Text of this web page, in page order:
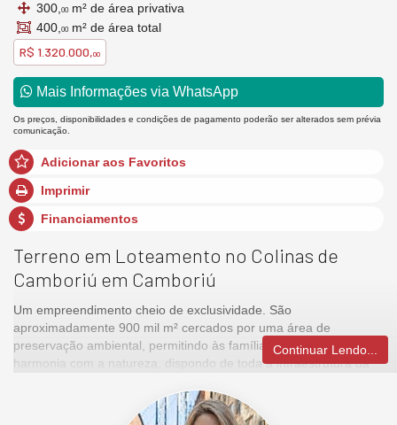
300, 00 m² de área privativa
400, 00 m² de área total
R$ 1.320.000,00
Mais Informações via WhatsApp
Os preços, disponibilidades e condições de pagamento poderão ser alterados sem prévia
comunicação.
Adicionar aos Favoritos
Imprimir
Financiamentos
Terreno em Loteamento no Colinas de
Camboriú em Camboriú
Um empreendimento cheio de exclusividade. São
aproximadamente 900 mil m² cercados por uma área de
preservação ambiental, permitindo às famílias viverem em
harmonia com a natureza, dispondo de toda a infraestrutura da
em um conceito único e inovador de viver bem.
Para que fosse possível conceber um projeto de tamanha
Continuar Lendo...